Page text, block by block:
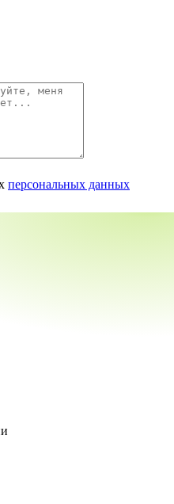
персональных данных